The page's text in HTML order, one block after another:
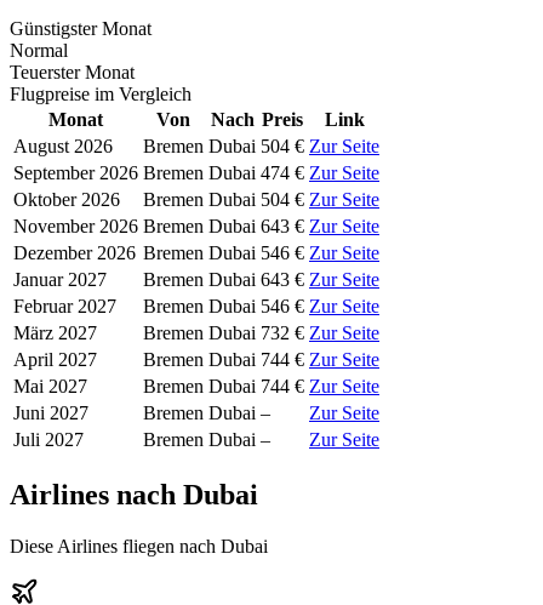
Günstigster Monat
Normal
Teuerster Monat
Flugpreise im Vergleich
Monat
Von Nach Preis
Link
August 2026
Bremen Dubai 504 € Zur Seite
September 2026 Bremen Dubai 474 € Zur Seite
Oktober 2026
Bremen Dubai 504 € Zur Seite
November 2026 Bremen Dubai 643 € Zur Seite
Dezember 2026 Bremen Dubai 546 € Zur Seite
Januar 2027
Bremen Dubai 643 € Zur Seite
Februar 2027
Bremen Dubai 546 € Zur Seite
März 2027
Bremen Dubai 732 € Zur Seite
April 2027
Bremen Dubai 744 € Zur Seite
Mai 2027
Bremen Dubai 744 € Zur Seite
Juni 2027
Bremen Dubai –
Zur Seite
Juli 2027
Bremen Dubai – Zur Seite
Airlines nach Dubai
Diese Airlines fliegen nach Dubai